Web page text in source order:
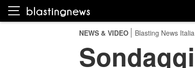
NEWS & VIDEO Blasting News Italia